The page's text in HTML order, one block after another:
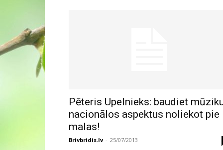
Pēteris Upelnieks: baudiet
nacionālos aspektus noliekot pie
malas!
Brivbridis.lv - 25/07/2013